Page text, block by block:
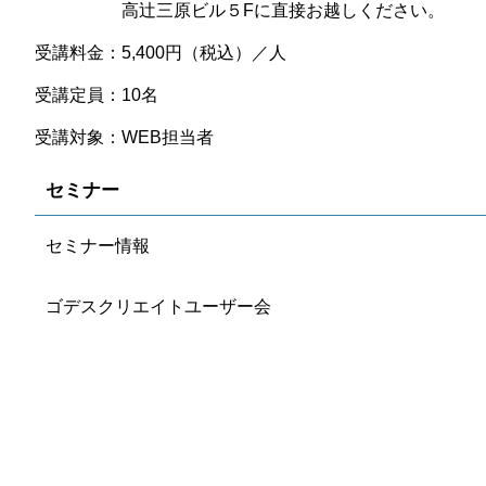
高辻三原ビル５Fに直接お越しください。
受講料金：5,400円（税込）／人
受講定員：10名
受講対象：WEB担当者
セミナー
セミナー情報
ゴデスクリエイトユーザー会